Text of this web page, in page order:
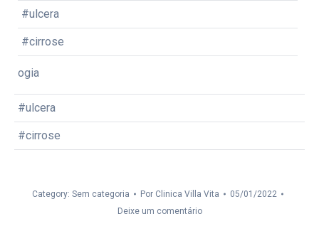
#ulcera
#cirrose
ogia
#ulcera
#cirrose
Category: Sem categoria Por Clinica Villa Vita
05/01/2022
Deixe um comentário